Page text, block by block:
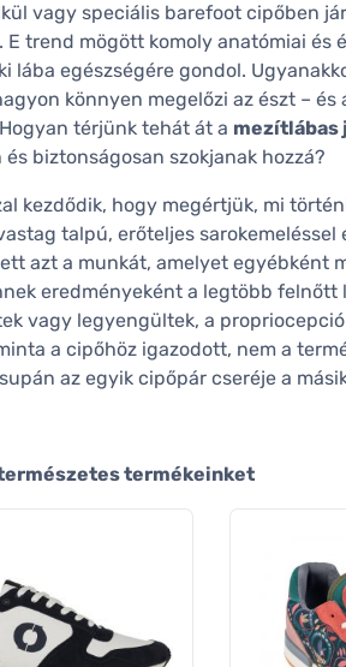
vagy speciális barefoot cipőben
trend mögött komoly anatómiai és
lába egészségére gondol.
könnyen megelőzi az észt –
térjünk tehát át a mezítlábas
biztonságosan szokjanak hozzá?
kezdődik, hogy megértjük, mi
talpú, erőteljes
azt a munkát, amelyet egyébként
eredményeként a legtöbb
vagy legyengültek, a
a cipőhöz igazodott, nem a
az egyik cipőpár cseréje a
termékeinket